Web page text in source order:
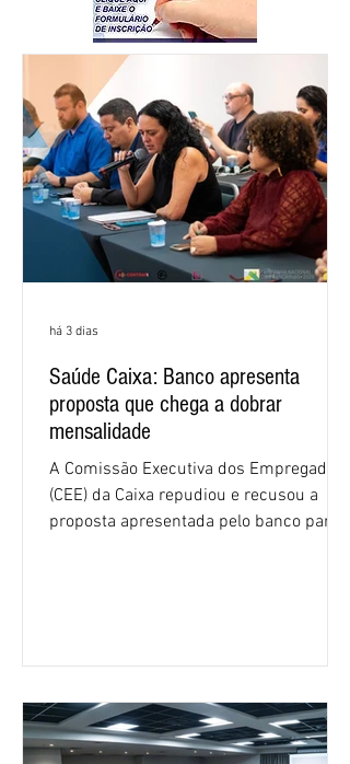
Saúde Caixa: Banco apresenta
proposta que chega a dobrar
mensalidade
A Comissão Executiva dos Empregados
(CEE) da Caixa repudiou e recusou a
proposta apresentada pelo banco para o
negociações das empregadas e dos
empregados exigiram que a Caixa refaça
os cálculos e apresente uma nova
há 3 dias